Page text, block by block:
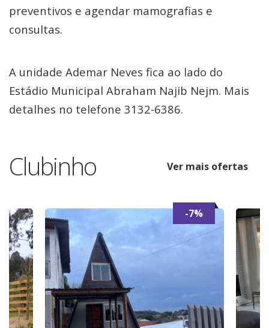
preventivos e agendar mamografias e
consultas.
A unidade Ademar Neves fica ao lado do
Estádio Municipal Abraham Najib Nejm. Mais
detalhes no telefone 3132-6386.
Clubinho Ver mais ofertas
-7%